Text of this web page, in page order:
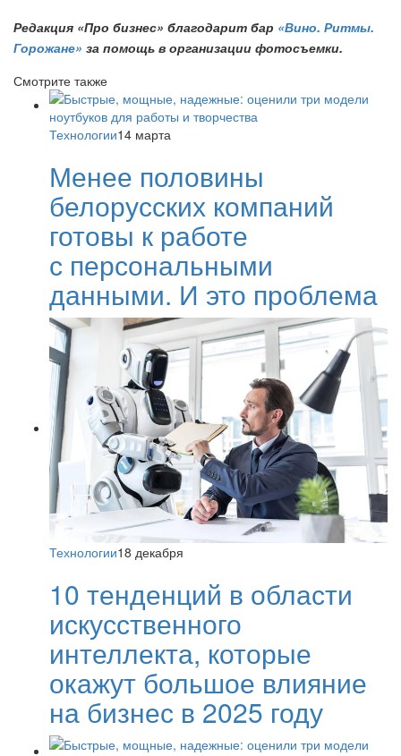
Редакция «Про бизнес» благодарит бар «Вино. Ритмы.
Горожане» за помощь в организации фотосъемки.
Смотрите также
Технологии14 марта
Менее половины
белорусских компаний
готовы к работе
с персональными
данными. И это проблема
Технологии18 декабря
10 тенденций в области
искусственного
интеллекта, которые
окажут большое влияние
на бизнес в 2025 году